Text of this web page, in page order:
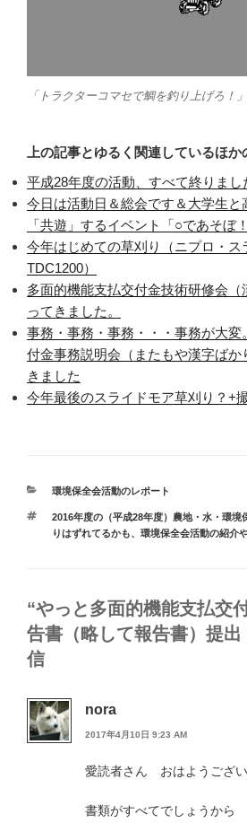
「トラクターコマセで鯛を釣り上げろ！
上の記事とゆるく関連しているほか
平成28年度の活動、すべて終りまし
今日は活動日＆総会です＆大学生と
「共遊」するイベント「○であそぼ
今年はじめての草刈り（ニプロ・ス
TDC1200）
多面的機能支払交付金技術研修会
ってきました。
事務・事務・事務・・・事務が大変
付金事務説明会（またもや漢字ばか
きました
今年最後のスライドモア草刈り？+
カ
ゴ
リ
環境保全会活動のレポート
タ
グ
2016年度の（平成28年度）農地・水・環境
りはずれてるかも、 環境保全会活動の紹介
“やっと多面的機能支払交
告書（略して報告書）提出
信
nora
2017年4月10日 9:23 AM
愛読者さん おはようござ
書類がすべてでしょうから